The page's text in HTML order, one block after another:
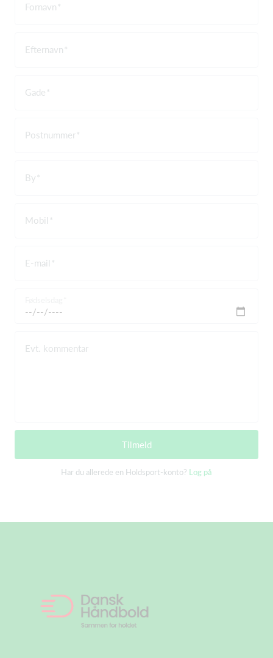
Fornavn
Efternavn
Gade
Postnummer
By
Mobil
E-mail
Evt. kommentar
Tilmeld
Har du allerede en Holdsport-konto? Log på